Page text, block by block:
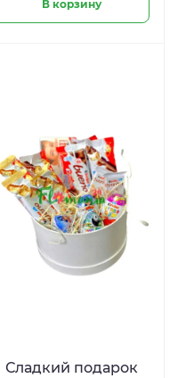
В корзину
Сладкий подарок